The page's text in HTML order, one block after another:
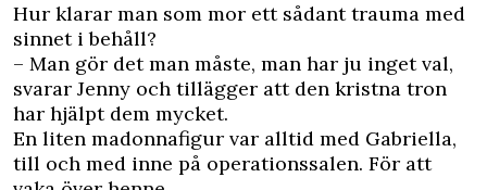
Hur klarar man som mor ett sådant trauma med
sinnet i behåll?
– Man gör det man måste, man har ju inget val,
svarar Jenny och tillägger att den kristna tron
har hjälpt dem mycket.
En liten madonnafigur var alltid med Gabriella,
till och med inne på operationssalen. För att